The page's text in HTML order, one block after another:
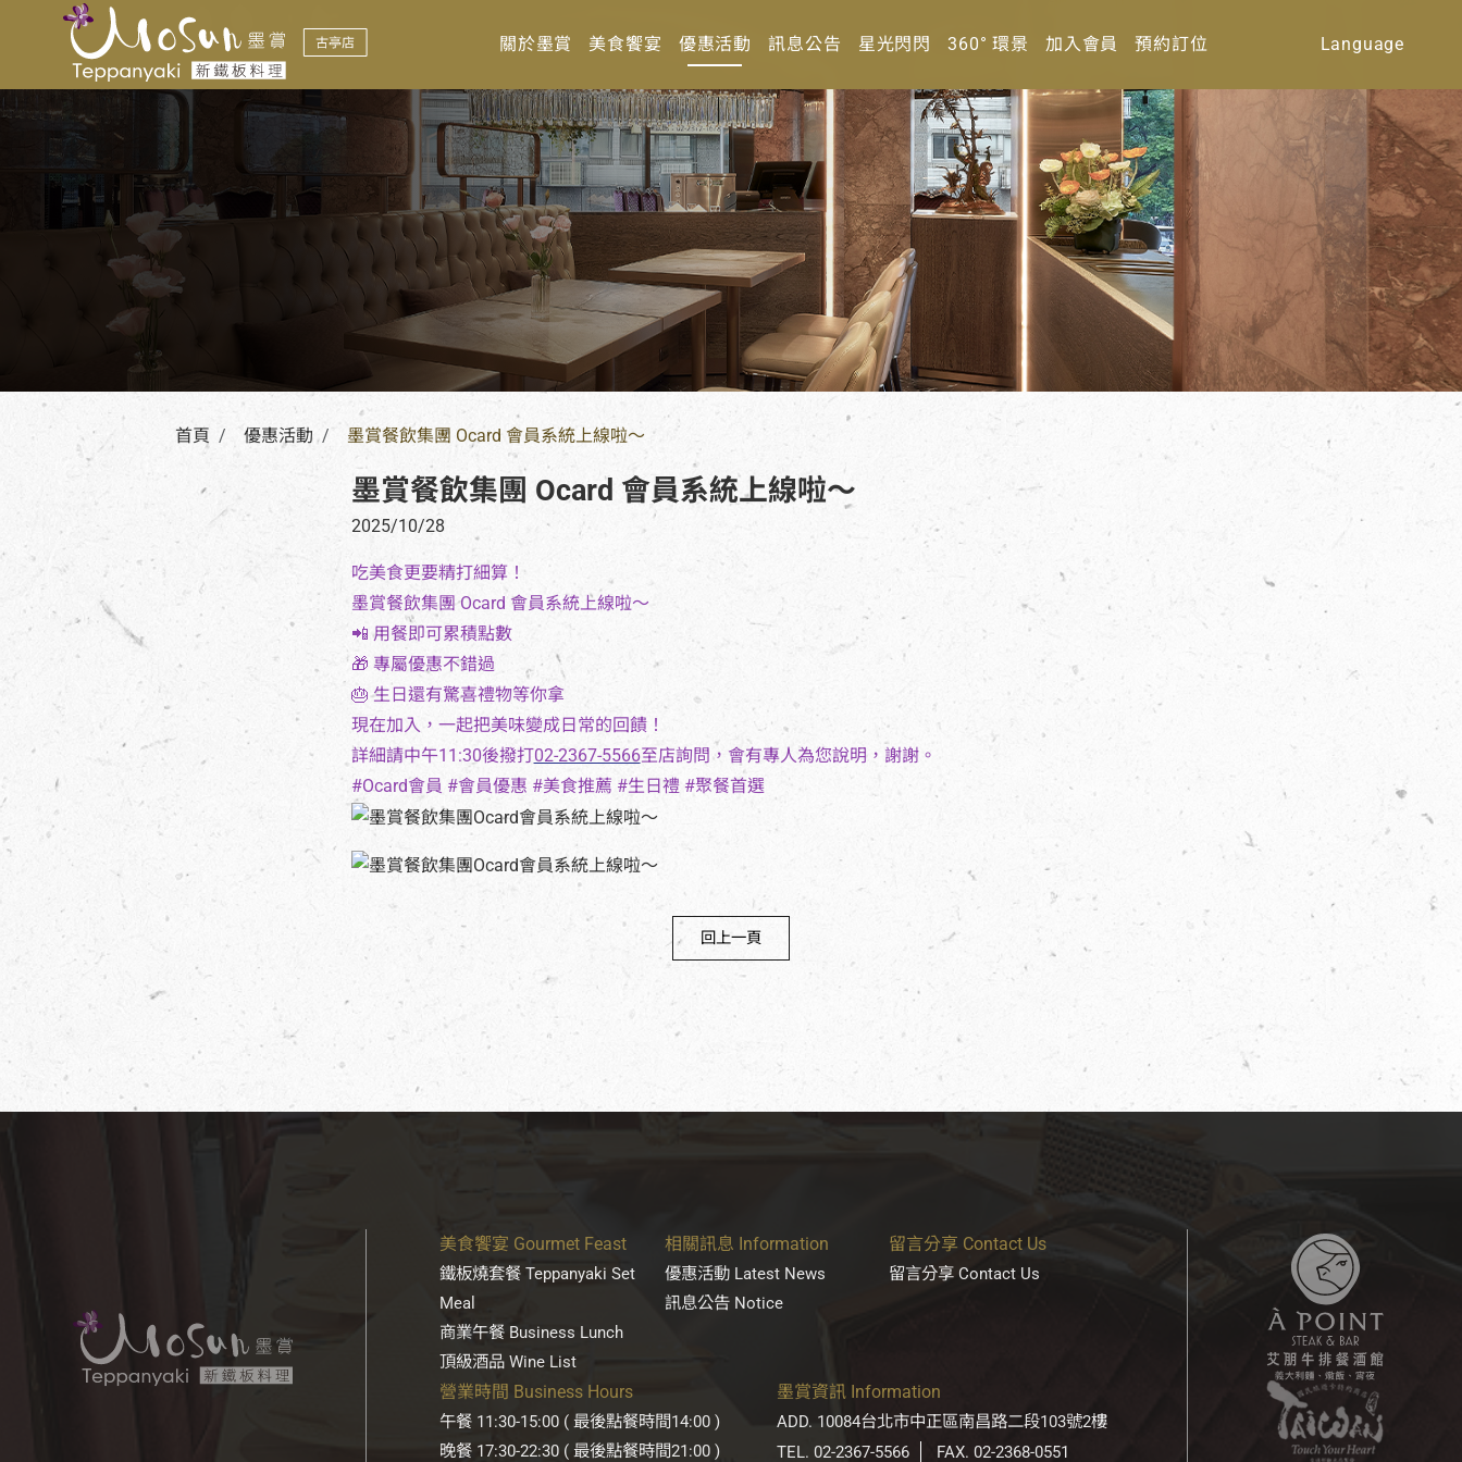
關於墨賞 美食饗宴 優惠活動 訊息公告 星光閃閃 360° 環景 加入會員 預約訂位 Language
優惠活動
LATEST NEWS
首頁 優惠活動 墨賞餐飲集團 Ocard 會員系統上線啦～
墨賞餐飲集團 Ocard 會員系統上線啦～
2025/10/28
吃美食更要精打細算！
墨賞餐飲集團 Ocard 會員系統上線啦～
📲 用餐即可累積點數
🎁 專屬優惠不錯過
🎂 生日還有驚喜禮物等你拿
現在加入，一起把美味變成日常的回饋！
詳細請中午11:30後撥打02-2367-5566至店詢問，會有專人為您說明，謝謝。
#Ocard會員 #會員優惠 #美食推薦 #生日禮 #聚餐首選
回上一頁
美食饗宴 Gourmet Feast
鐵板燒套餐 Teppanyaki Set
Meal
商業午餐 Business Lunch
頂級酒品 Wine List
相關訊息 Information
優惠活動 Latest News
訊息公告 Notice
留言分享 Contact Us
留言分享 Contact Us
營業時間 Business Hours
午餐 11:30-15:00 ( 最後點餐時間14:00 )
晚餐 17:30-22:30 ( 最後點餐時間21:00 )
墨賞資訊 Information
ADD. 10084台北市中正區南昌路二段103號2樓
TEL. 02-2367-5566
FAX. 02-2368-0551